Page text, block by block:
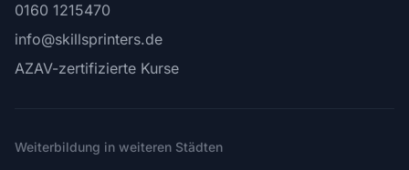
0160 1215470
info@skillsprinters.de
AZAV-zertifizierte Kurse
Weiterbildung in weiteren Städten